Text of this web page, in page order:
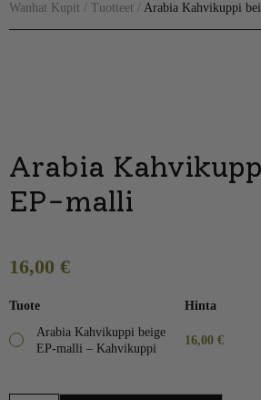
Wanhat Kupit / Tuotteet / Arabia Kahvikuppi
Arabia
EP-malli
16,00 €
Tuote Hinta
Arabia Kahvikuppi beige
EP-malli – Kahvikuppi
16,00€